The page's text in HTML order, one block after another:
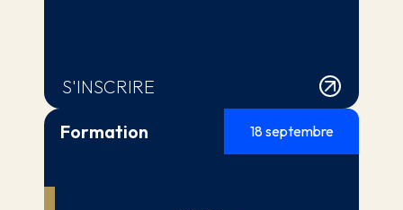
S'INSCRIRE
Formation
18 septembre